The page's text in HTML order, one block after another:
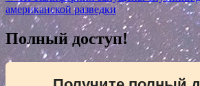
записям
американской разведки
Полный доступ!